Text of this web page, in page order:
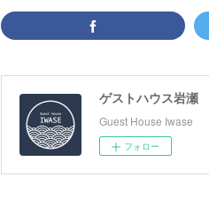
ゲストハウス岩瀬
Guest House Iwase
フォロー